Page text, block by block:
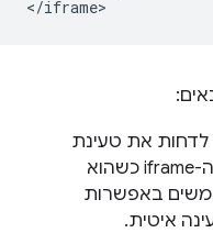
לדחות את טעינת
ה-iframe. הדפדפן יטען את ה-iframe כשהוא
באפשרות